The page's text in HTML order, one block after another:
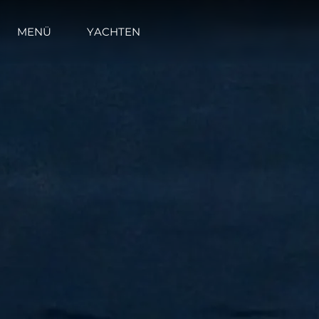
MENÜ YACHTEN